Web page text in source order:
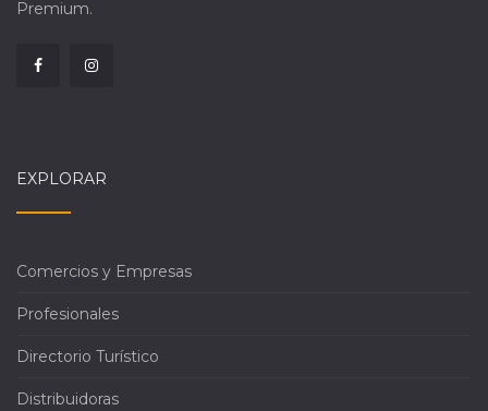
Premium.
EXPLORAR
Comercios y Empresas
Profesionales
Directorio Turístico
Distribuidoras